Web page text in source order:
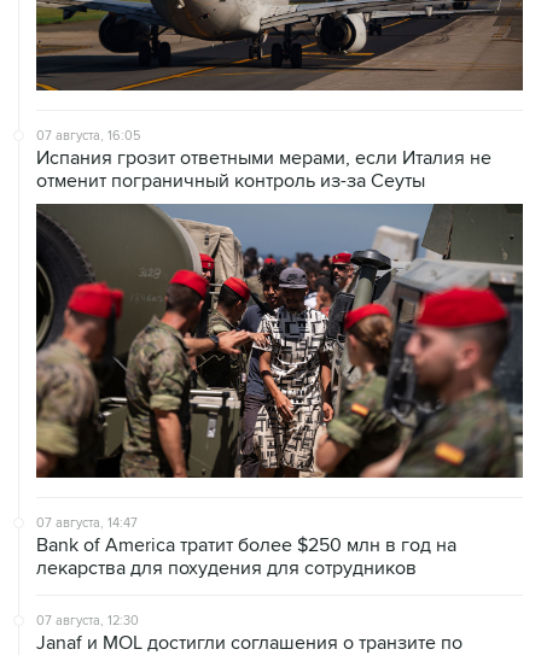
07 августа, 16:05
Испания грозит ответными мерами, если Италия не
отменит пограничный контроль из-за Сеуты
07 августа, 14:47
Bank of America тратит более $250 млн в год на
лекарства для похудения для сотрудников
07 августа, 12:30
Janaf и MOL достигли соглашения о транзите по